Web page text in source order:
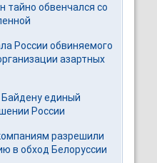
тайно обвенчался со
России обвиняемого
азартных
единый
России
разрешили
в обход Белоруссии